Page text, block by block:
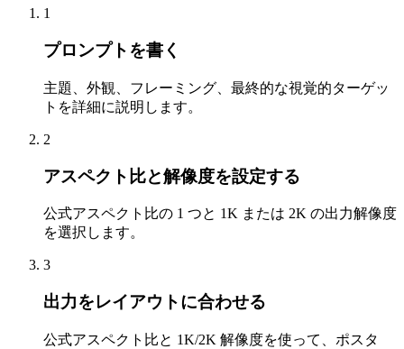
1
プロンプトを書く
主題、外観、フレーミング、最終的な視覚的ターゲッ
トを詳細に説明します。
2
アスペクト比と解像度を設定する
公式アスペクト比の 1 つと 1K または 2K の出力解像度
を選択します。
3
出力をレイアウトに合わせる
公式アスペクト比と 1K/2K 解像度を使って、ポスタ